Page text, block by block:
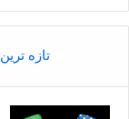
تازه ترین